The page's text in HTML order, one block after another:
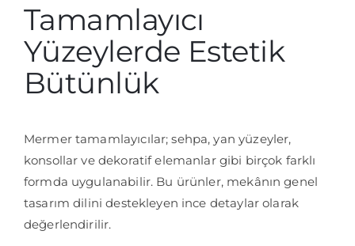
Tamamlayıcı
Yüzeylerde Estetik
Bütünlük
Mermer tamamlayıcılar; sehpa, yan yüzeyler,
konsollar ve dekoratif elemanlar gibi birçok farklı
formda uygulanabilir. Bu ürünler, mekânın genel
tasarım dilini destekleyen ince detaylar olarak
değerlendirilir.